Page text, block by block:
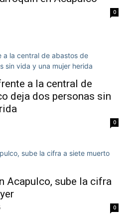
0
a la central de
deja dos personas sin
0
Acapulco, sube la cifra
0